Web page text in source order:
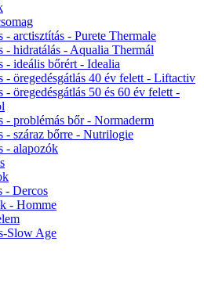
- arctisztítás - Purete Thermale
- hidratálás - Aqualia Thermál
- ideális bőrért - Idealia
- öregedésgátlás 40 év felett - Liftactiv
- öregedésgátlás 50 és 60 év felett -
- problémás bőr - Normaderm
- száraz bőrre - Nutrilogie
- alapozók
- Dercos
- Homme
Slow Age